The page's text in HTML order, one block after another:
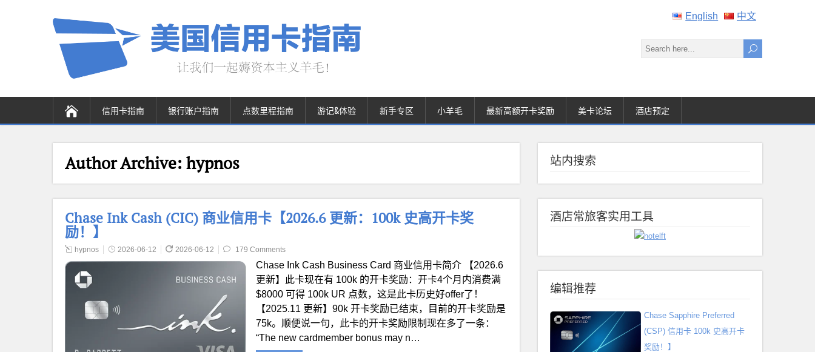
English 中文
信用卡指南 银行账户指南 点数里程指南 游记&体验 新手专区 小羊毛 最新高额开卡奖励 美卡论坛 酒店预定
Author Archive: hypnos
Chase Ink Cash (CIC) 商业信用卡【2026.6 更新：100k 史高开卡奖
励！】
hypnos 2026-06-12 2026-06-12 179 Comments
Chase Ink Cash Business Card‎ 商业信用卡简介 【2026.6
更新】此卡现在有 100k 的开卡奖励：开卡4个月内消费满
$8000 可得 100k UR 点数，这是此卡历史好offer了！
【2025.11 更新】90k 开卡奖励已结束，目前的开卡奖励是
75k。顺便说一句，此卡的开卡奖励限制现在多了一条：
“The new cardmember bonus may n…
站内搜索
酒店常旅客实用工具
编辑推荐
Chase Sapphire Preferred
(CSP) 信用卡 100k 史高开卡
奖励！】